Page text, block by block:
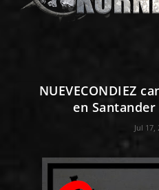
NUEVECONDIEZ
en
Jul 17,